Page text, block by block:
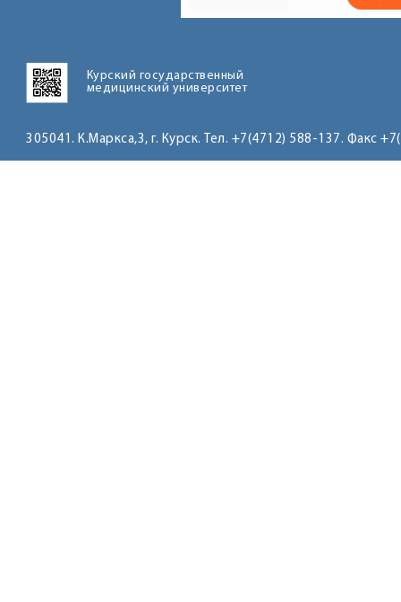
Курский государственный
медицинский университет
305041. К.Маркса,3, г. Курск. Тел. +7(4712) 588-137. Факс